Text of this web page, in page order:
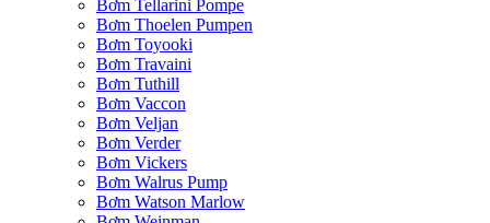
Bơm Tellarini Pompe
Bơm Thoelen Pumpen
Bơm Toyooki
Bơm Travaini
Bơm Tuthill
Bơm Vaccon
Bơm Veljan
Bơm Verder
Bơm Vickers
Bơm Walrus Pump
Bơm Watson Marlow